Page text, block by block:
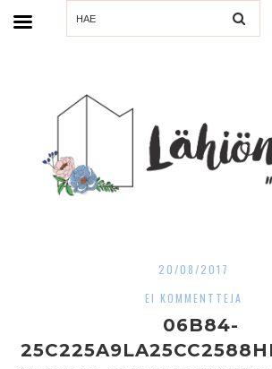
SEARCH
20/08/2017
EI KOMMENTTEJA
06B84-